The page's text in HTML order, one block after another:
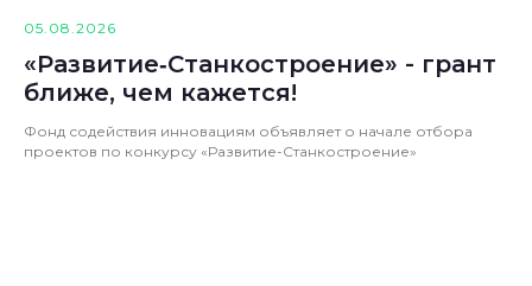
05.08.2026
«Развитие‑Станкостроение» - грант
ближе, чем кажется!
Фонд содействия инновациям объявляет о начале отбора
проектов по конкурсу «Развитие-Станкостроение»